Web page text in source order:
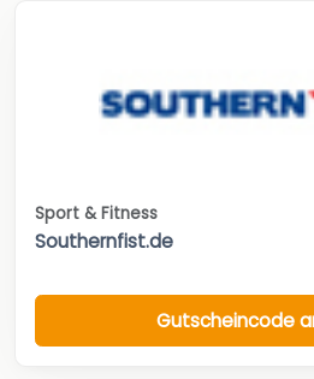
Sport & Fitness
Southernfist.de
Gutscheincode